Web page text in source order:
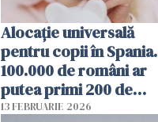
Alocație universală
pentru copii în Spania.
100.000 de români ar
putea primi 200 de
euro lunar
13 FEBRUARIE 2026